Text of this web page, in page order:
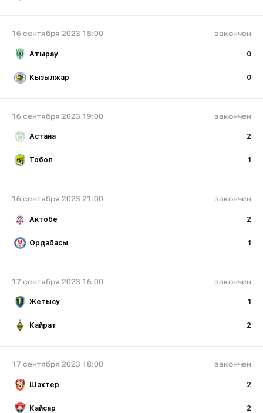
16 сентября 2023 18:00 закончен
Атырау 0
Кызылжар 0
16 сентября 2023 19:00 закончен
Астана 2
Тобол 1
16 сентября 2023 21:00 закончен
Актобе 2
Ордабасы 1
17 сентября 2023 16:00 закончен
Жетысу 1
Кайрат 2
17 сентября 2023 18:00 закончен
Шахтер 2
Кайсар 2